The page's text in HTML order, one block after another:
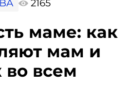
2165
маме: как
мам и
всем